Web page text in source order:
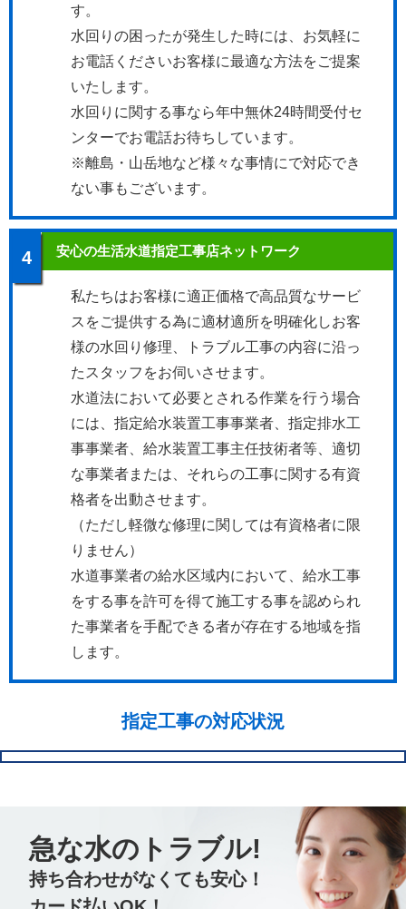
す。
水回りの困ったが発生した時には、お気軽に
お電話くださいお客様に最適な方法をご提案
いたします。
水回りに関する事なら年中無休24時間受付セ
ンターでお電話お待ちしています。
※離島・山岳地など様々な事情にで対応でき
ない事もございます。
4 安心の生活水道指定工事店ネットワーク
私たちはお客様に適正価格で高品質なサービ
スをご提供する為に適材適所を明確化しお客
様の水回り修理、トラブル工事の内容に沿っ
たスタッフをお伺いさせます。
水道法において必要とされる作業を行う場合
には、指定給水装置工事事業者、指定排水工
事事業者、給水装置工事主任技術者等、適切
な事業者または、それらの工事に関する有資
格者を出動させます。
（ただし軽微な修理に関しては有資格者に限
りません）
水道事業者の給水区域内において、給水工事
をする事を許可を得て施工する事を認められ
た事業者を手配できる者が存在する地域を指
します。
指定工事の対応状況
急な水のトラブル!
持ち合わせがなくても安心！